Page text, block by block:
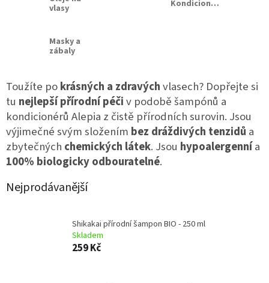
vlasy
Kondicionéry
Masky a
zábaly
Toužíte pokrásných a zdravýchvlasech? Dopřejte si
tu nejlepší přírodní péčiv podobě šampónů a
kondicionérů Alepia z čistě přírodních surovin. Jsou
výjimečné svým složením bez dráždivých tenzidů a
zbytečných chemických látek. Jsou hypoalergennía
100% biologicky odbouratelné.
Nejprodávanější
Shikakai přírodní šampon BIO - 250 ml
Skladem
259 Kč